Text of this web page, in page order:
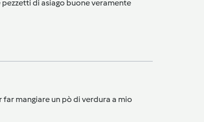
di asiago buone veramente
mangiare un pò di verdura a mio